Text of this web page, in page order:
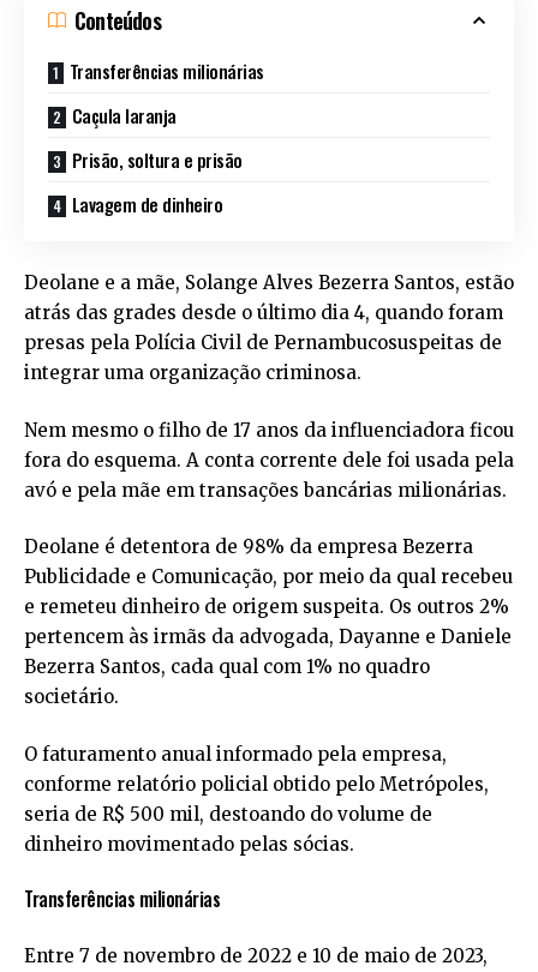
Conteúdos
Transferências milionárias
Caçula laranja
Prisão, soltura e prisão
Lavagem de dinheiro
Deolane e a mãe, Solange Alves Bezerra Santos, estão
atrás das grades desde o último dia 4, quando foram
presas pela Polícia Civil de Pernambucosuspeitas de
integrar uma organização criminosa.
Nem mesmo o filho de 17 anos da influenciadora ficou
fora do esquema. A conta corrente dele foi usada pela
avó e pela mãe em transações bancárias milionárias.
Deolane é detentora de 98% da empresa Bezerra
Publicidade e Comunicação, por meio da qual recebeu
e remeteu dinheiro de origem suspeita. Os outros 2%
pertencem às irmãs da advogada, Dayanne e Daniele
Bezerra Santos, cada qual com 1% no quadro
societário.
O faturamento anual informado pela empresa,
conforme relatório policial obtido pelo Metrópoles,
seria de R$ 500 mil, destoando do volume de
dinheiro movimentado pelas sócias.
Transferências milionárias
Entre 7 de novembro de 2022 e 10 de maio de 2023,